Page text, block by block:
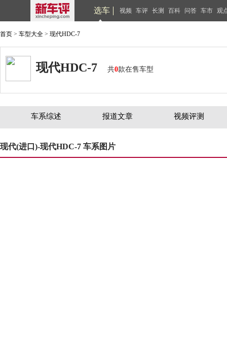
选车 视频 车评 长测 百科 问答 车市 观
首页 > 车型大全 > 现代HDC-7
现代HDC-7 共0款在售车型
车系综述 报道文章 视频评测
现代(进口)-现代HDC-7 车系图片